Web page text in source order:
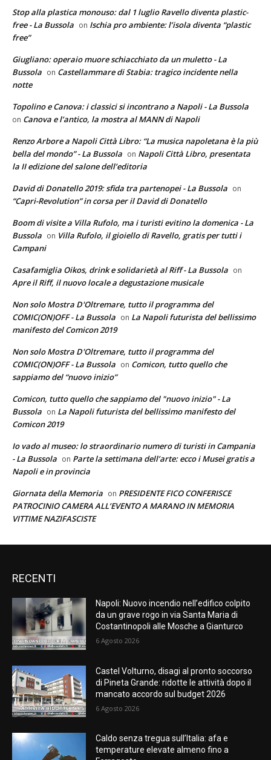
Stop alla plastica monouso: dal 1 luglio Ravello diventa plastic-
free - La Bussola on Ischia pro ambiente: l’isola diventa “plastic
free”
Giugliano: operaio muore schiacchiato da un muletto - La
Bussola on Castellammare di Stabia: tragico incidente nella
notte
Topolino e Canova: i classici si incontrano a Napoli - La Bussola
on Canova e l’antico, la mostra al MANN di Napoli
Renzo Arbore a Napoli Città Libro: “La musica napoletana è la più
bella del mondo” - La Bussola on Napoli Città Libro, presentata
la II edizione del salone dell’editoria
David di Donatello 2019: sfida tra partenopei - La Bussola on
“Capri-Revolution” in corsa per il David di Donatello
Boom di visite a Villa Rufolo, ma i turisti evitino la domenica - La
Bussola on Villa Rufolo, il gioiello di Ravello, gratis per tutti i
Campani
Casafamiglia Oikos, drink e solidarietà al Riff - La Bussola on
Apre il Riff, il nuovo locale a degustazione musicale
Non solo Mostra D'Oltremare, tutto il programma del
COMIC(ON)OFF - La Bussola on La Napoli futurista del bellissimo
manifesto del Comicon 2019
Non solo Mostra D'Oltremare, tutto il programma del
COMIC(ON)OFF - La Bussola on Comicon, tutto quello che
sappiamo del “nuovo inizio”
Comicon, tutto quello che sappiamo del "nuovo inizio" - La
Bussola on La Napoli futurista del bellissimo manifesto del
Comicon 2019
Io vado al museo: lo straordinario numero di turisti in Campania
- La Bussola on Parte la settimana dell’arte: ecco i Musei gratis a
Napoli e in provincia
Giornata della Memoria on PRESIDENTE FICO CONFERISCE
PATROCINIO CAMERA ALL’EVENTO A MARANO IN MEMORIA
VITTIME NAZIFASCISTE
RECENTI
Napoli: Nuovo incendio nell’edifico colpito
da un grave rogo in via Santa Maria di
Costantinopoli alle Mosche a Gianturco
6 Agosto 2026
Castel Volturno, disagi al pronto soccorso
di Pineta Grande: ridotte le attività dopo il
mancato accordo sul budget 2026
6 Agosto 2026
Caldo senza tregua sull’Italia: afa e
temperature elevate almeno fino a